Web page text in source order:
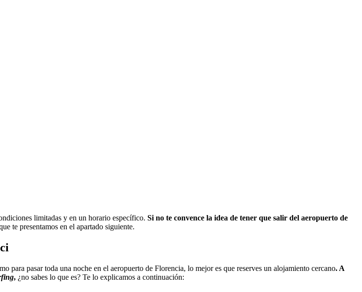
limitadas y en un horario específico. Si no te convence la idea de tener que salir del aeropuerto de
te presentamos en el apartado siguiente.
para pasar toda una noche en el aeropuerto de Florencia, lo mejor es que reserves un alojamiento cercano. A
, ¿no sabes lo que es? Te lo explicamos a continuación: